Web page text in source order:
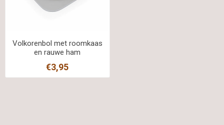
Volkorenbol met roomkaas
en rauwe ham
€3,95